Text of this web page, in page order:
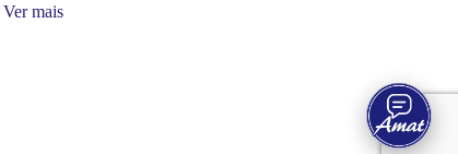
Ver mais